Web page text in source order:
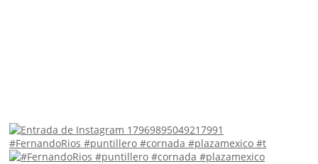
#FernandoRios #puntillero #cornada #plazamexico #t